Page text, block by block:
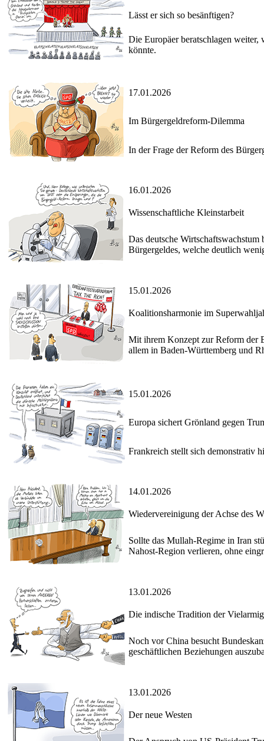
Lässt er sich so besänftigen?
Die Europäer beratschlagen
könnte.
17.01.2026
Im Bürgergeldreform-Dilemma
In der Frage der Reform des
16.01.2026
Wissenschaftliche Kleinstarbeit
Das deutsche
Bürgergeldes, welche deutlich
15.01.2026
Koalitionsharmonie im
Mit ihrem Konzept zur Reform der
allem in Baden-Württemberg und
15.01.2026
Europa sichert Grönland gegen
Frankreich stellt sich demonstrativ
14.01.2026
Wiedervereinigung der Achse des
Sollte das Mullah-Regime in Iran
Nahost-Region verlieren, ohne
13.01.2026
Die indische Tradition der
Noch vor China besucht
geschäftlichen Beziehungen
13.01.2026
Der neue Westen